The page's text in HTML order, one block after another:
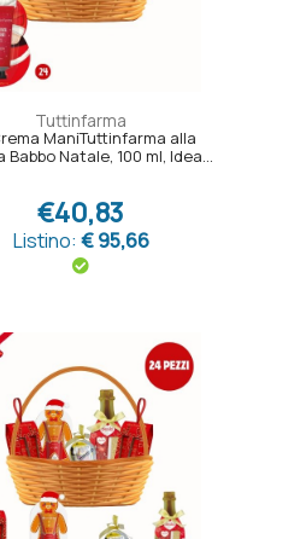
Tuttinfarma
ManiTuttinfarma alla
Babbo Natale, 100 ml, Idea...
€40,83
Listino: € 95,66